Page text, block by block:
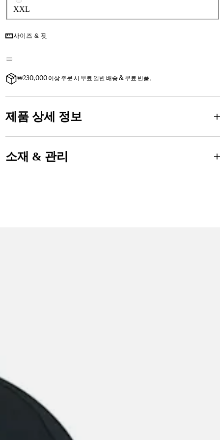
XXL
사이즈 & 핏
₩230,000 이상 주문 시 무료 일반 배송 & 무료 반품。
제품 상세 정보
소재 & 관리